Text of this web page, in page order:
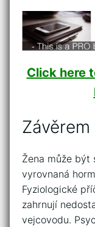
Click here
Závěrem
Žena může být
vyrovnaná
Fyziologické
zahrnují
vejcovodu.